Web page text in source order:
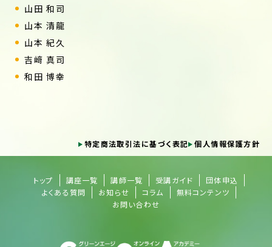
山田 和司
山本 清龍
山本 紀久
吉﨑 真司
和田 博幸
特定商法取引法に基づく表記 個人情報保護方針
トップ 講座一覧 講師一覧 受講ガイド
団体申込
よくある質問
お知らせ コラム
無料コンテンツ
お問い合わせ